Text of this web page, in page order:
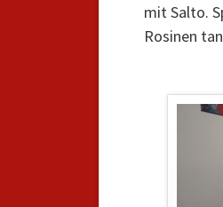
mit Salto.
Rosinen